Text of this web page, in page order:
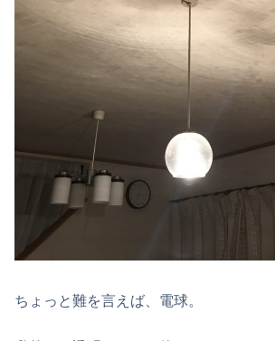
ちょっと難を言えば、電球。